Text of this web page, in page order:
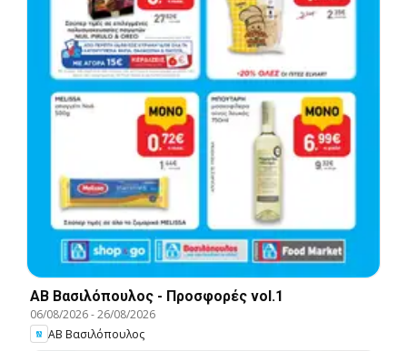
ΑΒ Βασιλόπουλος - Προσφορές vol.1
06/08/2026-26/08/2026
ΑΒ Βασιλόπουλος